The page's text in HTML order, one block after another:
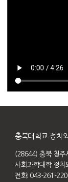
충북대학교 정치
(28644) 충북 청주
사회과학대학 정치
전화: 043-261-